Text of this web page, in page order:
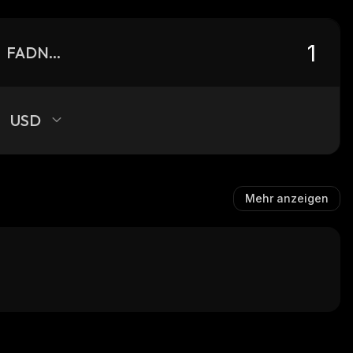
FADNLNo4xc8ot3bcgbHFQuuSKg93jKfpR8pcCR76pump_solana
USD
Mehr anzeigen